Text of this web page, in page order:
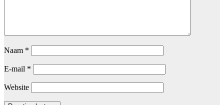
Naam *
E-mail *
Website